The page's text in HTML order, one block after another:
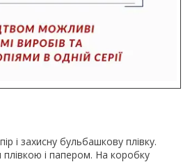
і захисну бульбашкову плівку.
і папером. На коробку